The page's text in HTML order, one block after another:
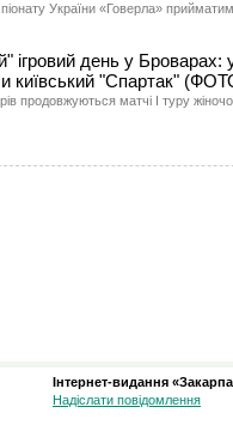
України «Говерла»
ігровий день у Броварах:
київський "Спартак"
продовжуються матчі І туру
Інтернет-видання
Надіслати повідомлення